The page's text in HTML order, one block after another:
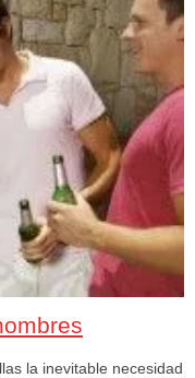
la inevitable necesidad